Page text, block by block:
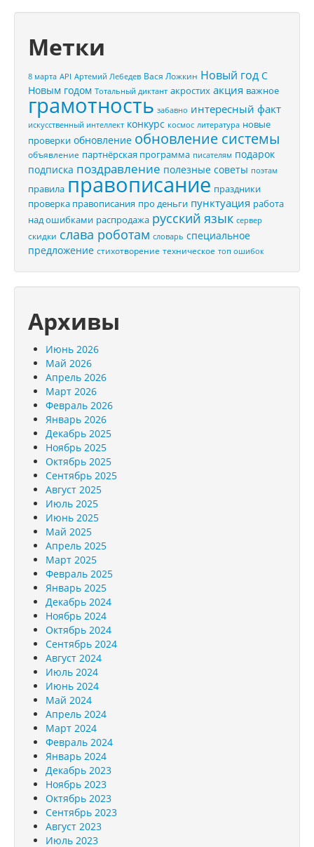
Метки
8 марта API Артемий Лебедев Вася Ложкин Новый год С
Новым годом Тотальный диктант акростих акция важное
грамотность забавно интересный факт
искусственный интеллект конкурс космос литература новые
проверки обновление обновление системы
объявление партнёрская программа писателям подарок
подписка поздравление полезные советы поэтам
правила правописание праздники
проверка правописания про деньги пунктуация работа
над ошибками распродажа русский язык сервер
скидки слава роботам словарь специальное
предложение стихотворение техническое топ ошибок
Архивы
Июнь 2026
Май 2026
Апрель 2026
Март 2026
Февраль 2026
Январь 2026
Декабрь 2025
Ноябрь 2025
Октябрь 2025
Сентябрь 2025
Август 2025
Июль 2025
Июнь 2025
Май 2025
Апрель 2025
Март 2025
Февраль 2025
Январь 2025
Декабрь 2024
Ноябрь 2024
Октябрь 2024
Сентябрь 2024
Август 2024
Июль 2024
Июнь 2024
Май 2024
Апрель 2024
Март 2024
Февраль 2024
Январь 2024
Декабрь 2023
Ноябрь 2023
Октябрь 2023
Сентябрь 2023
Август 2023
Июль 2023